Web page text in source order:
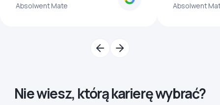
Absolwent Mate Absolwent
Nie wiesz, którą karierę wybrać?